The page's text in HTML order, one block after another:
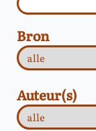
Bron
Auteur(s)